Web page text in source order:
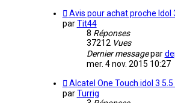
Avis pour achat proche Idol
parTit44
8 Réponses
37212 Vues
Dernier messagepar
mer. 4 nov. 2015 10:27
Alcatel One Touch idol 3
parTurrig